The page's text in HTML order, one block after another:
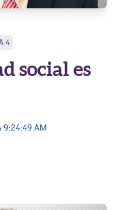
4
social es
9:24:49 AM